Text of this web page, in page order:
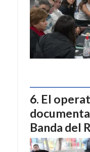
El
Banda del